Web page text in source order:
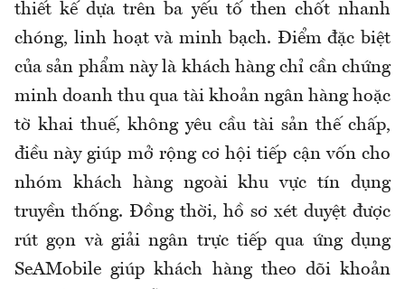
thiết kế dựa trên ba yếu tố then chốt nhanh
chóng, linh hoạt và minh bạch. Điểm đặc biệt
của sản phẩm này là khách hàng chỉ cần chứng
minh doanh thu qua tài khoản ngân hàng hoặc
tờ khai thuế, không yêu cầu tài sản thế chấp,
điều này giúp mở rộng cơ hội tiếp cận vốn cho
nhóm khách hàng ngoài khu vực tín dụng
truyền thống. Đồng thời, hồ sơ xét duyệt được
rút gọn và giải ngân trực tiếp qua ứng dụng
SeAMobile giúp khách hàng theo dõi khoản